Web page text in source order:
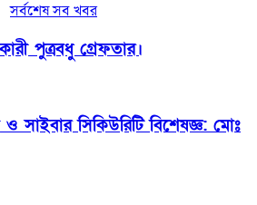
সর্বশেষ সব খবর
পুত্রবধু গ্রেফতার।
সিকিউরিটি বিশেষজ্ঞ: মোঃ